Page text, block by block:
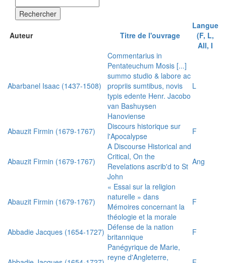
Rechercher
Auteur Titre de l'ouvrage
Langue
(F, L,
All, I
Abarbanel Isaac (1437-1508)
Commentarius in
Pentateuchum Mosis [...]
summo studio & labore ac
propriis sumtibus, novis
typis edente Henr. Jacobo
van Bashuysen
Hanoviense
L
Abauzit Firmin (1679-1767)
Discours historique sur
l'Apocalypse
F
Abauzit Firmin (1679-1767)
A Discourse Historical and
Critical, On the
Revelations ascrib'd to St
John
Ang
Abauzit Firmin (1679-1767)
« Essai sur la religion
naturelle » dans
Mémoires concernant la
théologie et la morale
F
Abbadie Jacques (1654-1727) Défense de la nation
britannique
F
Panégyrique de Marie,
reyne d'Angleterre,